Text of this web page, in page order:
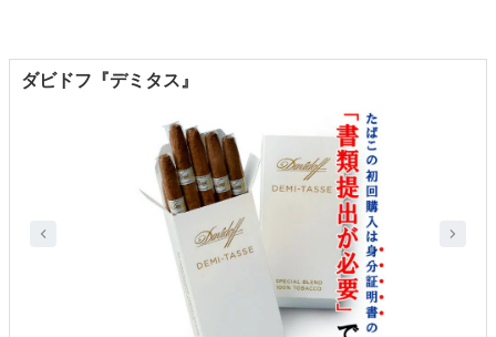
ダビドフ『デミタス』